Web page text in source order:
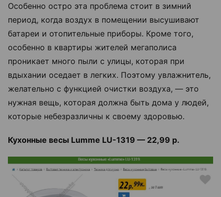
Особенно остро эта проблема стоит в зимний
период, когда воздух в помещении высушивают
батареи и отопительные приборы. Кроме того,
особенно в квартиры жителей мегаполиса
проникает много пыли с улицы, которая при
вдыхании оседает в легких. Поэтому увлажнитель,
желательно с функцией очистки воздуха, — это
нужная вещь, которая должна быть дома у людей,
которые небезразличны к своему здоровью.
Кухонные весы Lumme LU-1319 — 22,99 р.